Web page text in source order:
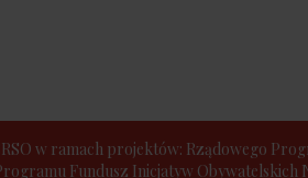
w ramach projektów: Rządowego
Fundusz Inicjatyw Obywatelskich